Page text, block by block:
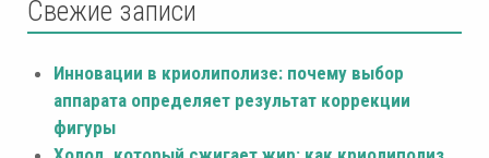
Свежие записи
Инновации в криолиполизе: почему выбор
аппарата определяет результат коррекции
фигуры